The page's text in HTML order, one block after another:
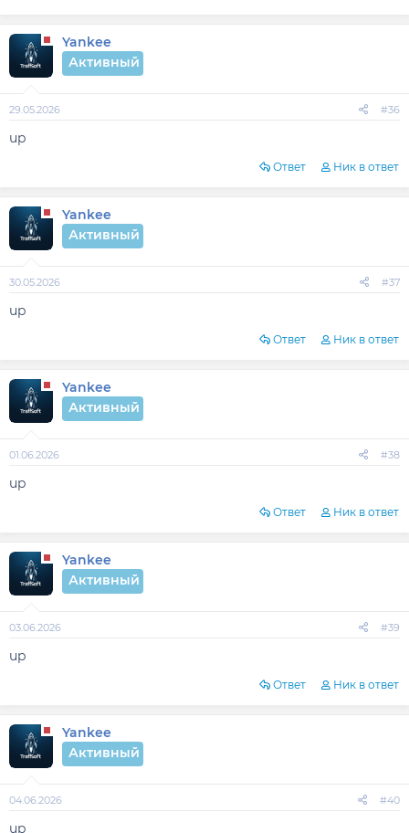
Yankee
Активный
29.05.2026 #36
up
Ответ Ник в ответ
Yankee
Активный
30.05.2026 #37
up
Ответ Ник в ответ
Yankee
Активный
01.06.2026 #38
up
Ответ Ник в ответ
Yankee
Активный
03.06.2026 #39
up
Ответ Ник в ответ
Yankee
Активный
04.06.2026 #40
up